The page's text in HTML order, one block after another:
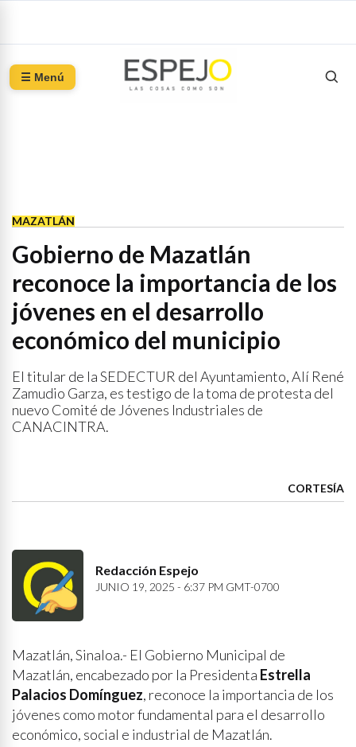
☰ Menú
MAZATLÁN
Gobierno de Mazatlán
reconoce la importancia de los
jóvenes en el desarrollo
económico del municipio
El titular de la SEDECTUR del Ayuntamiento, Alí René
Zamudio Garza, es testigo de la toma de protesta del
nuevo Comité de Jóvenes Industriales de
CANACINTRA.
CORTESÍA
Redacción Espejo
JUNIO 19, 2025 - 6:37 PM GMT-0700
Mazatlán, Sinaloa.- El Gobierno Municipal de
Mazatlán, encabezado por la Presidenta Estrella
Palacios Domínguez, reconoce la importancia de los
jóvenes como motor fundamental para el desarrollo
económico, social e industrial de Mazatlán.